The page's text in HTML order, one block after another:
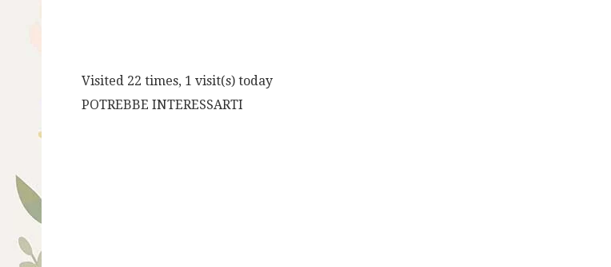
Visited 22 times, 1 visit(s) today
POTREBBE INTERESSARTI